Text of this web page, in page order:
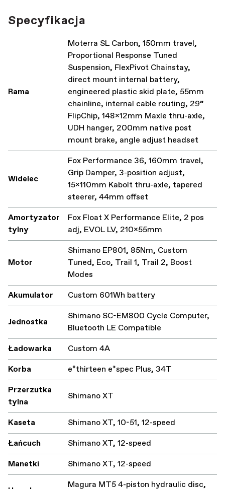
Specyfikacja
Rama
Moterra SL Carbon, 150mm travel,
Proportional Response Tuned
Suspension, FlexPivot Chainstay,
direct mount internal battery,
engineered plastic skid plate, 55mm
chainline, internal cable routing, 29”
FlipChip, 148x12mm Maxle thru-axle,
UDH hanger, 200mm native post
mount brake, angle adjust headset
Widelec
Fox Performance 36, 160mm travel,
Grip Damper, 3-position adjust,
15x110mm Kabolt thru-axle, tapered
steerer, 44mm offset
Amortyzator
tylny
Fox Float X Performance Elite, 2 pos
adj, EVOL LV, 210x55mm
Motor
Shimano EP801, 85Nm, Custom
Tuned, Eco, Trail 1, Trail 2, Boost
Modes
Akumulator
Custom 601Wh battery
Jednostka
Shimano SC-EM800 Cycle Computer,
Bluetooth LE Compatible
Ładowarka
Custom 4A
Korba
e*thirteen e*spec Plus, 34T
Przerzutka
tylna
Shimano XT
Kaseta
Shimano XT, 10-51, 12-speed
Łańcuch
Shimano XT, 12-speed
Manetki
Shimano XT, 12-speed
Magura MT5 4-piston hydraulic disc,